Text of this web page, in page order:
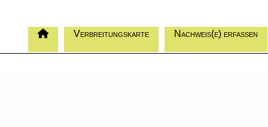
Verbreitungskarte Nachweis(e) erfassen